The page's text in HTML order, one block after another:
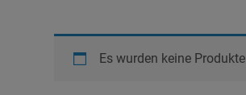
Es wurden keine